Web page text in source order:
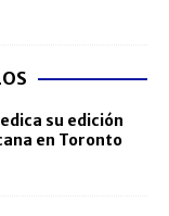
su edición
en Toronto